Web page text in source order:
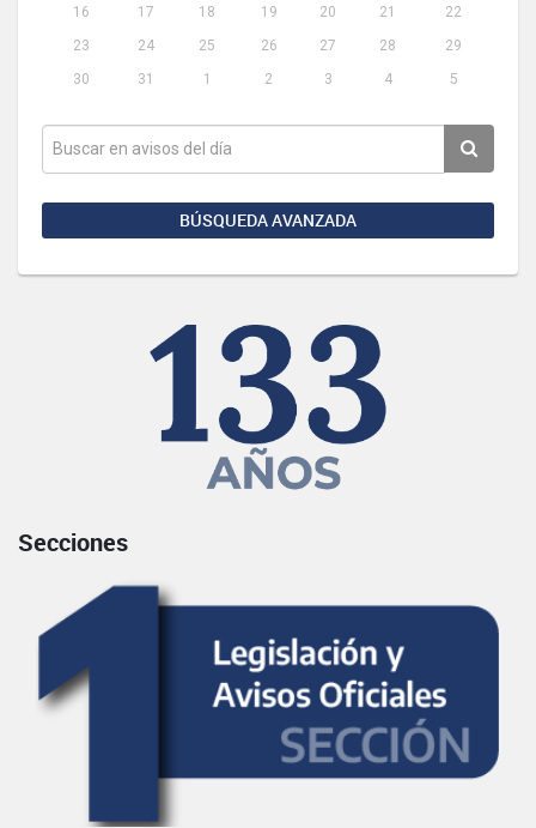
16
17 18 19 20 21
22
23
24 25 26 27 28
29
30
31 1 2 3 4 5
BÚSQUEDA AVANZADA
Secciones